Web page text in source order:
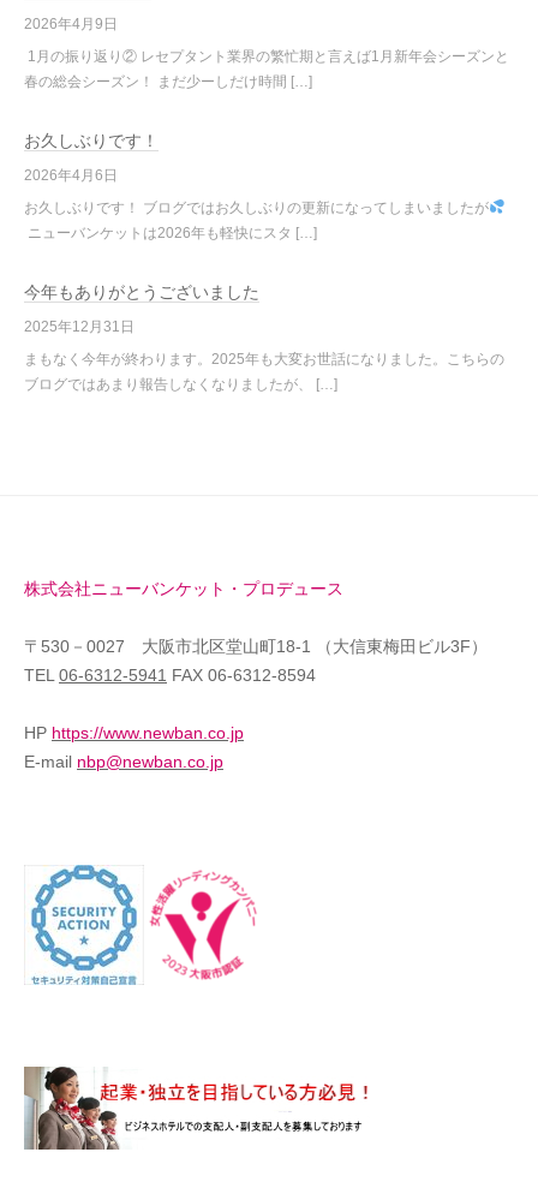
2026年4月9日
1月の振り返り② レセプタント業界の繁忙期と言えば1月新年会シーズンと
春の総会シーズン！ まだ少ーしだけ時間 […]
お久しぶりです！
2026年4月6日
お久しぶりです！ ブログではお久しぶりの更新になってしまいましたが
ニューバンケットは2026年も軽快にスタ […]
今年もありがとうございました
2025年12月31日
まもなく今年が終わります。2025年も大変お世話になりました。こちらの
ブログではあまり報告しなくなりましたが、 […]
株式会社ニューバンケット・プロデュース
〒530－0027 大阪市北区堂山町18-1 （大信東梅田ビル3F）
TEL 06-6312-5941 FAX 06-6312-8594
HP https://www.newban.co.jp
E-mail nbp@newban.co.jp